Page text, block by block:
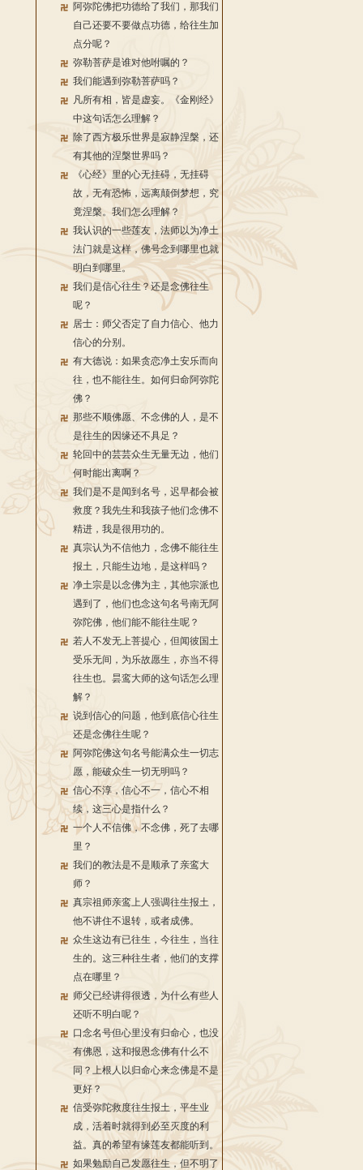
阿弥陀佛把功德给了我们，那我们
自己还要不要做点功德，给往生加
点分呢？
弥勒菩萨是谁对他咐嘱的？
我们能遇到弥勒菩萨吗？
凡所有相，皆是虚妄。《金刚经》
中这句话怎么理解？
除了西方极乐世界是寂静涅槃，还
有其他的涅槃世界吗？
《心经》里的心无挂碍，无挂碍
故，无有恐怖，远离颠倒梦想，究
竟涅槃。我们怎么理解？
我认识的一些莲友，法师以为净土
法门就是这样，佛号念到哪里也就
明白到哪里。
我们是信心往生？还是念佛往生
呢？
居士：师父否定了自力信心、他力
信心的分别。
有大德说：如果贪恋净土安乐而向
往，也不能往生。如何归命阿弥陀
佛？
那些不顺佛愿、不念佛的人，是不
是往生的因缘还不具足？
轮回中的芸芸众生无量无边，他们
何时能出离啊？
我们是不是闻到名号，迟早都会被
救度？我先生和我孩子他们念佛不
精进，我是很用功的。
真宗认为不信他力，念佛不能往生
报土，只能生边地，是这样吗？
净土宗是以念佛为主，其他宗派也
遇到了，他们也念这句名号南无阿
弥陀佛，他们能不能往生呢？
若人不发无上菩提心，但闻彼国土
受乐无间，为乐故愿生，亦当不得
往生也。昙鸾大师的这句话怎么理
解？
说到信心的问题，他到底信心往生
还是念佛往生呢？
阿弥陀佛这句名号能满众生一切志
愿，能破众生一切无明吗？
信心不淳，信心不一，信心不相
续，这三心是指什么？
一个人不信佛，不念佛，死了去哪
里？
我们的教法是不是顺承了亲鸾大
师？
真宗祖师亲鸾上人强调往生报土，
他不讲住不退转，或者成佛。
众生这边有已往生，今往生，当往
生的。这三种往生者，他们的支撑
点在哪里？
师父已经讲得很透，为什么有些人
还听不明白呢？
口念名号但心里没有归命心，也没
有佛恩，这和报恩念佛有什么不
同？上根人以归命心来念佛是不是
更好？
信受弥陀救度往生报土，平生业
成，活着时就得到必至灭度的利
益。真的希望有缘莲友都能听到。
如果勉励自己发愿往生，但不明了